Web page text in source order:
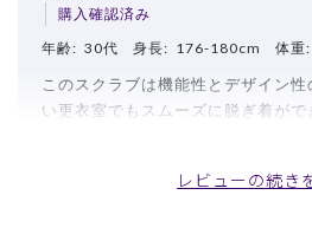
購入確認済み
年齢: 30代 身長: 176-180cm 体重:
このスクラブは機能性とデザイン
い更衣室でもスムーズに脱ぎ着が
の開きが狭く設計されているため
レビューの続き